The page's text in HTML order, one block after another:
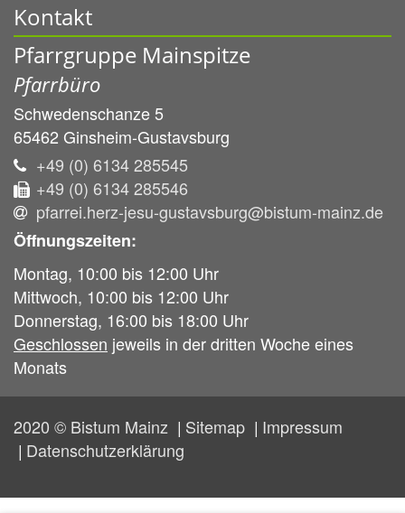
Kontakt
Pfarrgruppe Mainspitze
Pfarrbüro
Schwedenschanze 5
65462 Ginsheim-Gustavsburg
+49 (0) 6134 285545
+49 (0) 6134 285546
pfarrei.herz-jesu-gustavsburg@bistum-mainz.de
Öffnungszeiten:
Montag, 10:00 bis 12:00 Uhr
Mittwoch, 10:00 bis 12:00 Uhr
Donnerstag, 16:00 bis 18:00 Uhr
Geschlossen jeweils in der dritten Woche eines
Monats
2020 © Bistum Mainz Sitemap
Impressum
Datenschutzerklärung